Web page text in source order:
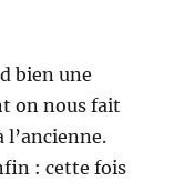
bien une
on nous fait
l’ancienne.
: cette fois